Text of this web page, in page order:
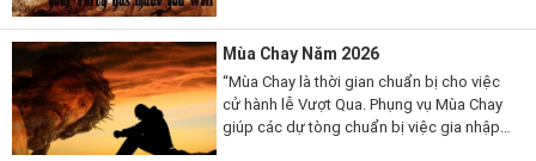
mà thưa...
Mùa Chay Năm 2026
“Mùa Chay là thời gian chuẩn bị cho việc
cử hành lễ Vượt Qua. Phụng vụ Mùa Chay
giúp các dự tòng chuẩn bị việc gia nhập